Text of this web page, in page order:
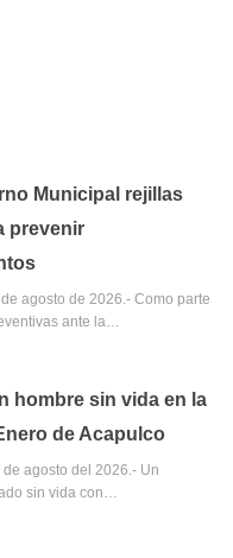
Municipal rejillas
prevenir
agosto de 2026.- Como parte
ante la…
hombre sin vida en la
de Acapulco
de agosto del 2026.- Un
sin vida con…